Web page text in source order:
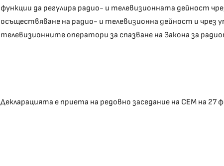
функции да регулира радио- и телевизионната дейност
осъществяване на радио- и телевизионна дейност и чрез
телевизионните оператори за спазване на Закона за
Декларацията е приета на редовно заседание на СЕМ на 27